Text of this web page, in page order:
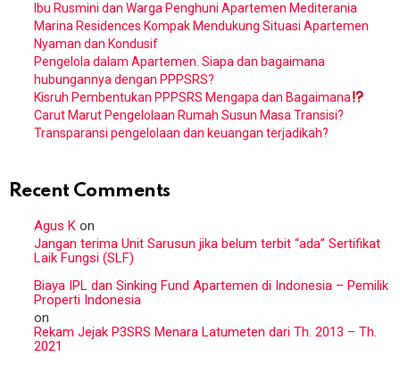
Ibu Rusmini dan Warga Penghuni Apartemen Mediterania
Marina Residences Kompak Mendukung Situasi Apartemen
Nyaman dan Kondusif
Pengelola dalam Apartemen. Siapa dan bagaimana
hubungannya dengan PPPSRS?
Kisruh Pembentukan PPPSRS Mengapa dan Bagaimana
Carut Marut Pengelolaan Rumah Susun Masa Transisi?
Transparansi pengelolaan dan keuangan terjadikah?
Recent Comments
Agus K on
Jangan terima Unit Sarusun jika belum terbit “ada” Sertifikat
Laik Fungsi (SLF)
Biaya IPL dan Sinking Fund Apartemen di Indonesia – Pemilik
Properti Indonesia
on
Rekam Jejak P3SRS Menara Latumeten dari Th. 2013 – Th.
2021